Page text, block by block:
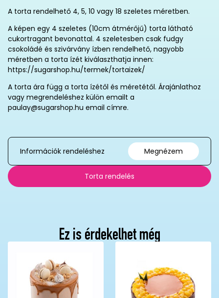
A torta rendelhető 4, 5, 10 vagy 18 szeletes méretben.
A képen egy 4 szeletes (10cm átmérőjű) torta látható
cukortragant bevonattal. 4 szeletesben csak fudgy
csokoládé és szivárvány ízben rendelhető, nagyobb
méretben a torta ízét kiválaszthatja innen:
https://sugarshop.hu/termek/tortaizek/
A torta ára függ a torta ízétől és méretétől. Árajánlathoz
vagy megrendeléshez külön emailt a
paulay@sugarshop.hu email címre.
Információk rendeléshez Megnézem
Torta rendelés
Ez is érdekelhet még